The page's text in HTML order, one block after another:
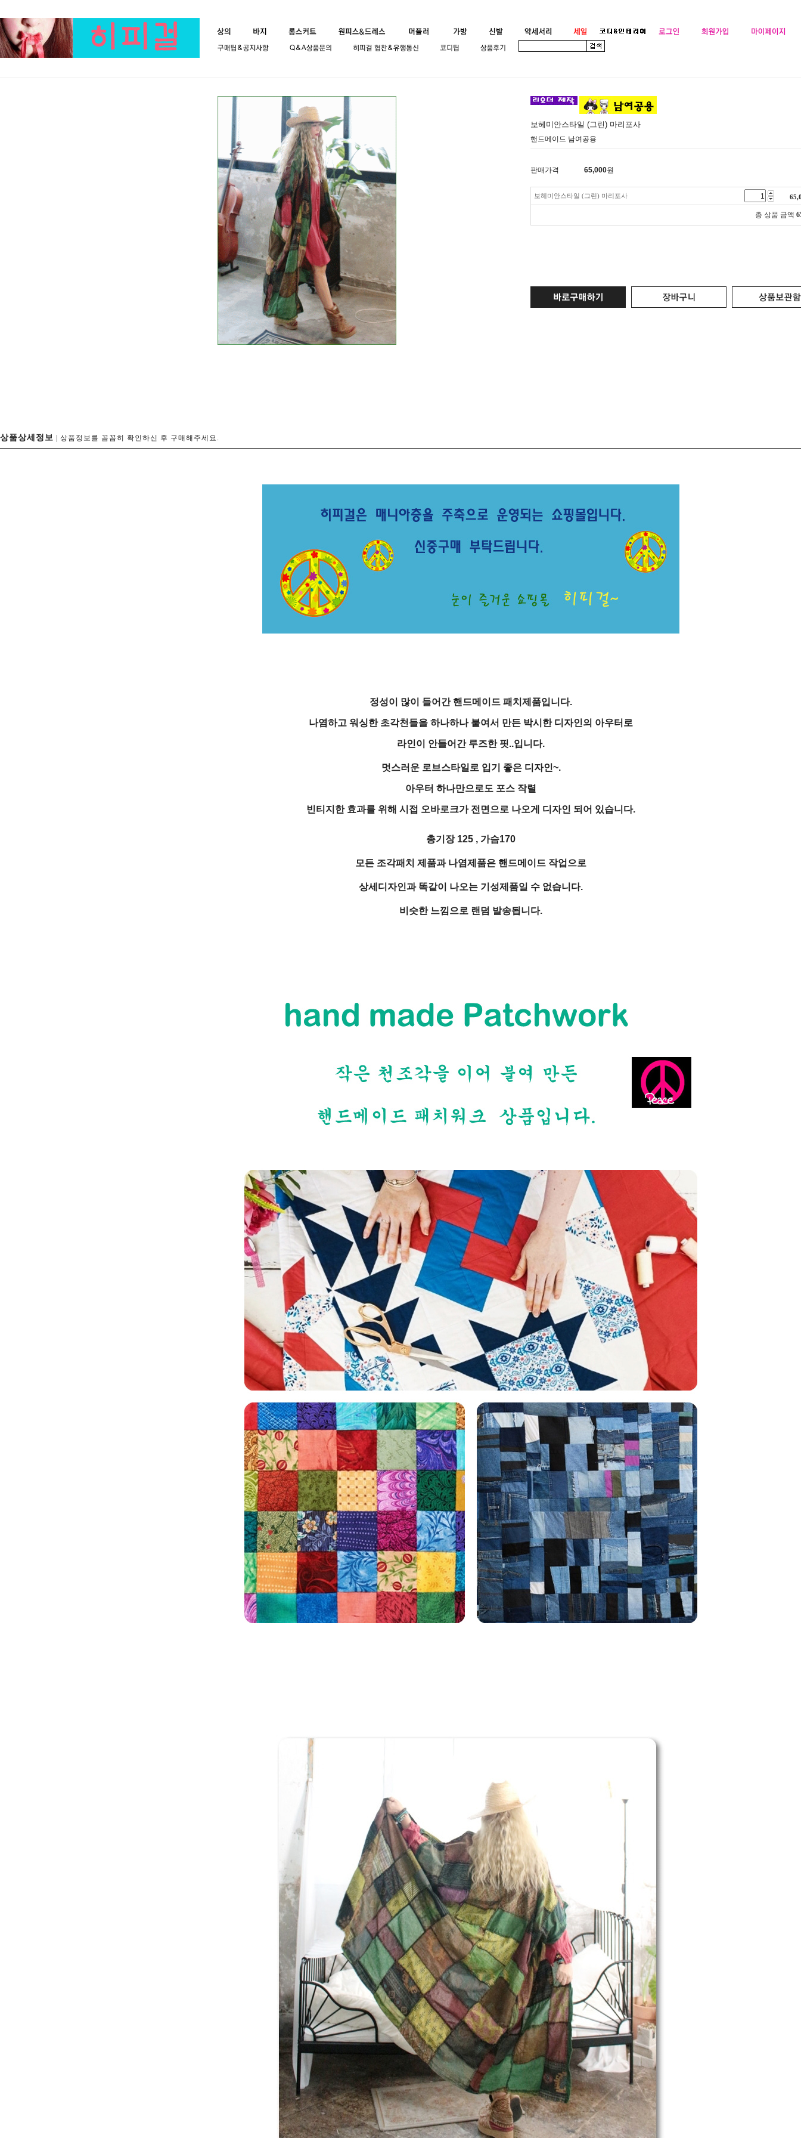
보헤미안스타일 (그린) 마리포사
핸드메이드 남여공용
판매가격 65,000원
보헤미안스타일 (그린) 마리포사
총 상품 금액
상품상세정보 | 상품정보를 꼼꼼히 확인하신 후 구매해주세요.
정성이 많이 들어간 핸드메이드 패치제품입니다.
나염하고 워싱한 초각천들을 하나하나 붙여서 만든 박시한 디자인의 아우터로
라인이 안들어간 루즈한 핏..입니다.
멋스러운 로브스타일로 입기 좋은 디자인~.
아우터 하나만으로도 포스 작렬
빈티지한 효과를 위해 시접 오바로크가 전면으로 나오게 디자인 되어 있습니다.
총기장 125 , 가슴170
모든 조각패치 제품과 나염제품은 핸드메이드 작업으로
상세디자인과 똑같이 나오는 기성제품일 수 없습니다.
비슷한 느낌으로 랜덤 발송됩니다.